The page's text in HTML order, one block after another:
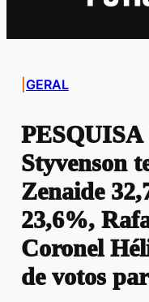
GERAL
PESQUISA
Styvenson
Zenaide
23,6%,
Coronel
de votos